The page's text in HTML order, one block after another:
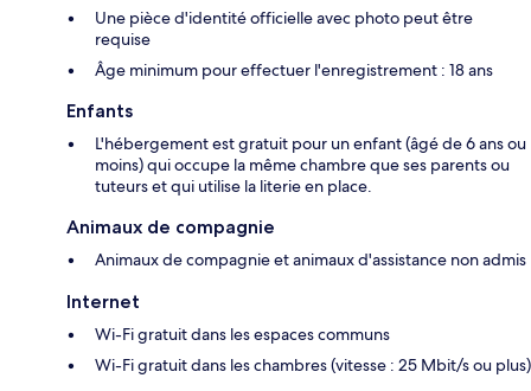
Une pièce d'identité officielle avec photo peut être
requise
Âge minimum pour effectuer l'enregistrement : 18 ans
Enfants
L'hébergement est gratuit pour un enfant (âgé de 6 ans ou
moins) qui occupe la même chambre que ses parents ou
tuteurs et qui utilise la literie en place.
Animaux de compagnie
Animaux de compagnie et animaux d'assistance non admis
Internet
Wi-Fi gratuit dans les espaces communs
Wi-Fi gratuit dans les chambres (vitesse : 25 Mbit/s ou plus)